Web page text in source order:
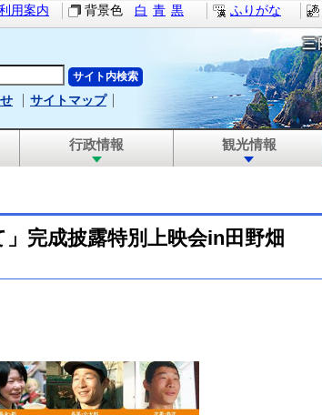
用案内 背景色 白 青 黒 ふりがな
サイトマップ
行政情報 観光情報
」完成披露特別上映会in田野畑